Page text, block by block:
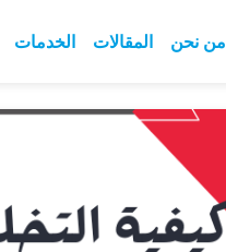
من نحن المقالات الخدمات